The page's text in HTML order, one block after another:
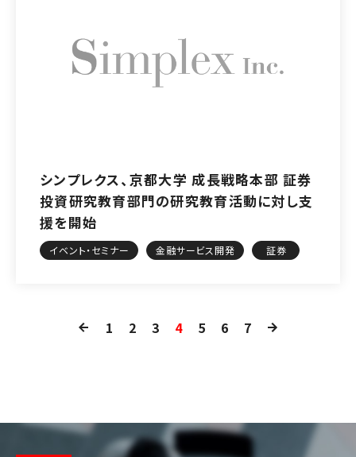
シンプレクス、京都大学 成長戦略本部 証券
投資研究教育部門の研究教育活動に対し支
援を開始
イベント・セミナー 金融サービス開発 証券
1 2 3 4 5 6 7